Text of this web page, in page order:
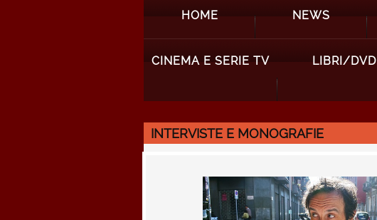
HOME NEWS
CINEMA E SERIE TV LIBRI/DVD
INTERVISTE E MONOGRAFIE